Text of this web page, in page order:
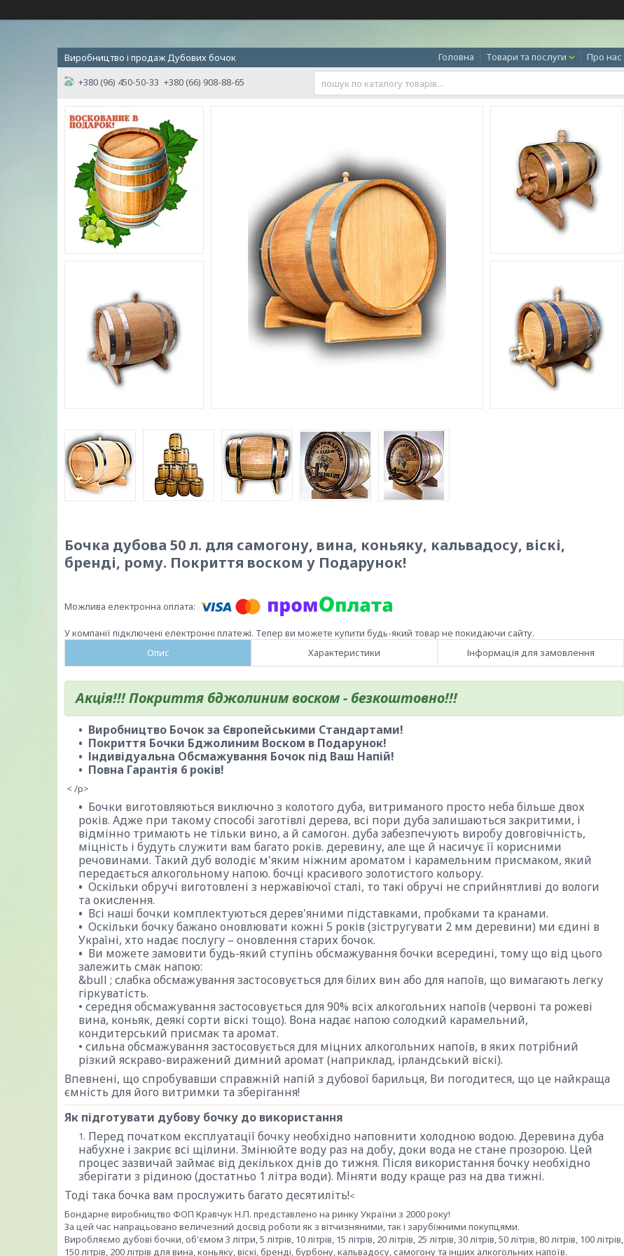
Виробництво і продаж Дубових бочок Головна Товари та послуги Про нас
+380 (96) 450-50-33 +380 (66) 908-88-65
Бочка дубова 50 л. для самогону, вина, коньяку, кальвадосу, віскі,
бренді, рому. Покриття воском у Подарунок!
У компанії підключені електронні платежі. Тепер ви можете купити будь-який товар не покидаючи сайту.
Опис
Характеристики Інформація для замовлення
Акція!!! Покриття бджолиним воском - безкоштовно!!!
Виробництво Бочок за Європейськими Стандартами!
Покриття Бочки Бджолиним Воском в Подарунок!
Індивідуальна Обсмажування Бочок під Ваш Напій!
Повна Гарантія 6 років!
< /p>
Бочки виготовляються виключно з колотого дуба, витриманого просто неба більше двох
років. Адже при такому способі заготівлі дерева, всі пори дуба залишаються закритими, і
відмінно тримають не тільки вино, а й самогон. дуба забезпечують виробу довговічність,
міцність і будуть служити вам багато років. деревину, але ще й насичує її корисними
речовинами. Такий дуб володіє м'яким ніжним ароматом і карамельним присмаком, який
передається алкогольному напою. бочці красивого золотистого кольору.
Оскільки обручі виготовлені з нержавіючої сталі, то такі обручі не сприйнятливі до вологи
та окислення.
Всі наші бочки комплектуються дерев'яними підставками, пробками та кранами.
Оскільки бочку бажано оновлювати кожні 5 років (зістругувати 2 мм деревини) ми єдині в
Україні, хто надає послугу – оновлення старих бочок.
Ви можете замовити будь-який ступінь обсмажування бочки всередині, тому що від цього
залежить смак напою:
&bull ; слабка обсмажування застосовується для білих вин або для напоїв, що вимагають легку
гіркуватість.
• середня обсмажування застосовується для 90% всіх алкогольних напоїв (червоні та рожеві
вина, коньяк, деякі сорти віскі тощо). Вона надає напою солодкий карамельний,
кондитерський присмак та аромат.
• сильна обсмажування застосовується для міцних алкогольних напоїв, в яких потрібний
різкий яскраво-виражений димний аромат (наприклад, ірландський віскі).
Впевнені, що спробувавши справжній напій з дубової барильця, Ви погодитеся, що це найкраща
ємність для його витримки та зберігання!
Як підготувати дубову бочку до використання
Перед початком експлуатації бочку необхідно наповнити холодною водою. Деревина дуба
набухне і закриє всі щілини. Змінюйте воду раз на добу, доки вода не стане прозорою. Цей
процес зазвичай займає від декількох днів до тижня. Після використання бочку необхідно
зберігати з рідиною (достатньо 1 літра води). Міняти воду краще раз на два тижні.
Тоді така бочка вам прослужить багато десятиліть!<
Бондарне виробництво ФОП Кравчук Н.П. представлено на ринку України з 2000 року!
За цей час напрацьовано величезний досвід роботи як з вітчизняними, так і зарубіжними покупцями.
Виробляємо дубові бочки, об'ємом 3 літри, 5 літрів, 10 літрів, 15 літрів, 20 літрів, 25 літрів, 30 літрів, 50 літрів, 80 літрів, 100 літрів,
150 літрів, 200 літрів для вина, коньяку, віскі, бренді, бурбону, кальвадосу, самогону та інших алкогольних напоїв.